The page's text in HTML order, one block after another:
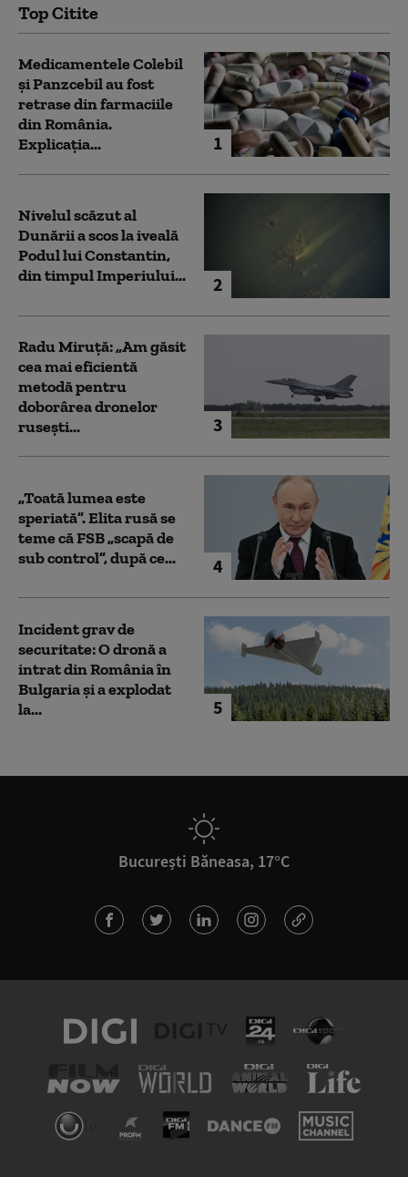
Top Citite
1
Medicamentele Colebil
și Panzcebil au fost
retrase din farmaciile
din România.
Explicația...
2
Nivelul scăzut al
Dunării a scos la iveală
Podul lui Constantin,
din timpul Imperiului...
3
Radu Miruță: „Am găsit
cea mai eficientă
metodă pentru
doborârea dronelor
rusești...
4
„Toată lumea este
speriată”. Elita rusă se
teme că FSB „scapă de
sub control”, după ce...
5
Incident grav de
securitate: O dronă a
intrat din România în
Bulgaria şi a explodat
la...
București Băneasa, 17°C